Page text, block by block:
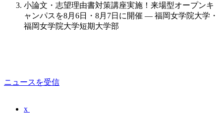
小論文・志望理由書対策講座実施！来場型オープンキ
ャンパスを8月6日・8月7日に開催 — 福岡女学院大学・
福岡女学院大学短期大学部
ニュースを受信
x